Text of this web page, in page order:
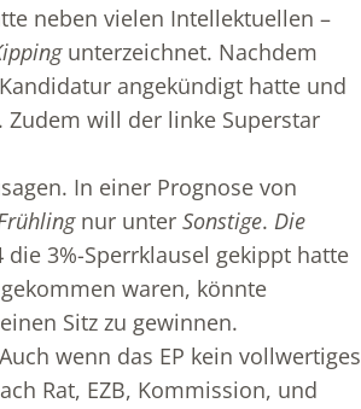
neben vielen Intellektuellen –
unterzeichnet. Nachdem
angekündigt hatte und
will der linke Superstar
In einer Prognose von
nur unter Sonstige. Die
3%-Sperrklausel gekippt hatte
waren, könnte
Sitz zu gewinnen.
wenn das EP kein vollwertiges
Rat, EZB, Kommission, und